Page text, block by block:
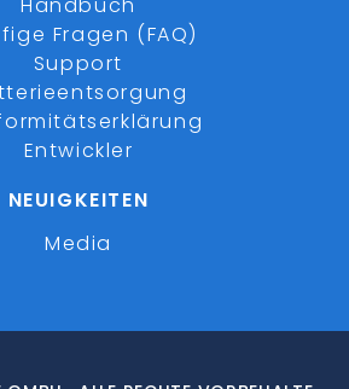
Fragen (FAQ)
Support
Entwickler
NEUIGKEITEN
Media